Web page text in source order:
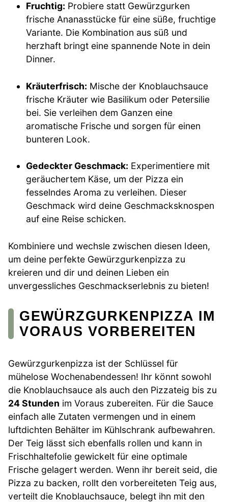
Fruchtig: Probiere statt Gewürzgurken
frische Ananasstücke für eine süße, fruchtige
Variante. Die Kombination aus süß und
herzhaft bringt eine spannende Note in dein
Dinner.
Kräuterfrisch: Mische der Knoblauchsauce
frische Kräuter wie Basilikum oder Petersilie
bei. Sie verleihen dem Ganzen eine
aromatische Frische und sorgen für einen
bunteren Look.
Gedeckter Geschmack: Experimentiere mit
geräuchertem Käse, um der Pizza ein
fesselndes Aroma zu verleihen. Dieser
Geschmack wird deine Geschmacksknospen
auf eine Reise schicken.
Kombiniere und wechsle zwischen diesen Ideen,
um deine perfekte Gewürzgurkenpizza zu
kreieren und dir und deinen Lieben ein
unvergessliches Geschmackserlebnis zu bieten!
GEWÜRZGURKENPIZZA IM
VORAUS VORBEREITEN
Gewürzgurkenpizza ist der Schlüssel für
mühelose Wochenabendessen! Ihr könnt sowohl
die Knoblauchsauce als auch den Pizzateig bis zu
24 Stunden im Voraus zubereiten. Für die Sauce
einfach alle Zutaten vermengen und in einem
luftdichten Behälter im Kühlschrank aufbewahren.
Der Teig lässt sich ebenfalls rollen und kann in
Frischhaltefolie gewickelt für eine optimale
Frische gelagert werden. Wenn ihr bereit seid, die
Pizza zu backen, rollt den vorbereiteten Teig aus,
verteilt die Knoblauchsauce, belegt ihn mit den